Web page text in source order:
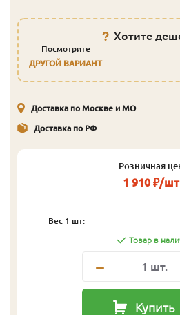
Хотите
Посмотрите
ДРУГОЙ ВАРИАНТ
Доставка по Москве и МО
Доставка по РФ
Розничная
1 910 ₽/шт
Вес 1 шт:
Товар в
1 шт.
Купить